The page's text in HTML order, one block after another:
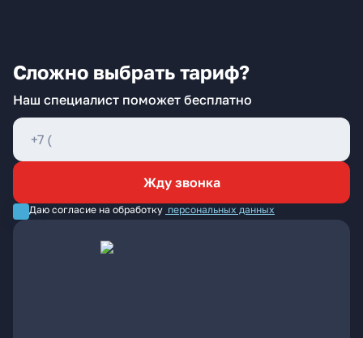
Сложно выбрать тариф?
Наш специалист поможет бесплатно
Жду звонка
Даю согласие на обработку персональных данных